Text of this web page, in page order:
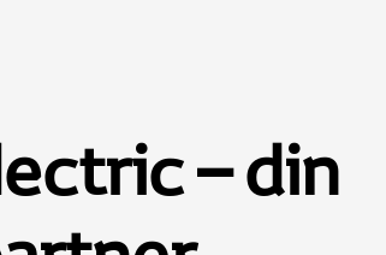
– din